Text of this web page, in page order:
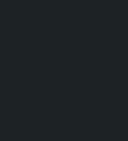
गरीे